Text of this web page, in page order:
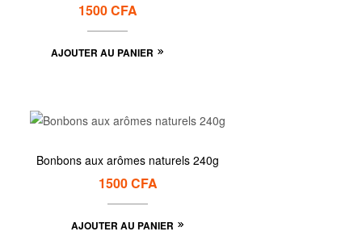
1500CFA
AJOUTER AU PANIER
Bonbons aux arômes naturels 240g
1500CFA
AJOUTER AU PANIER